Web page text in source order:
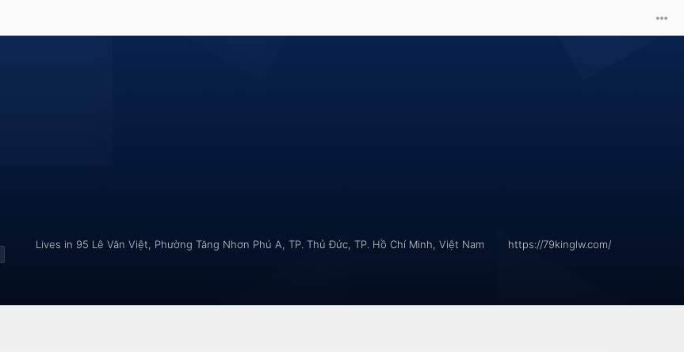
Lives in 95 Lê Văn Việt, Phường Tăng Nhơn Phú A, TP. Thủ Đức, TP. Hồ Chí Minh, Việt Nam https://79kinglw.com/